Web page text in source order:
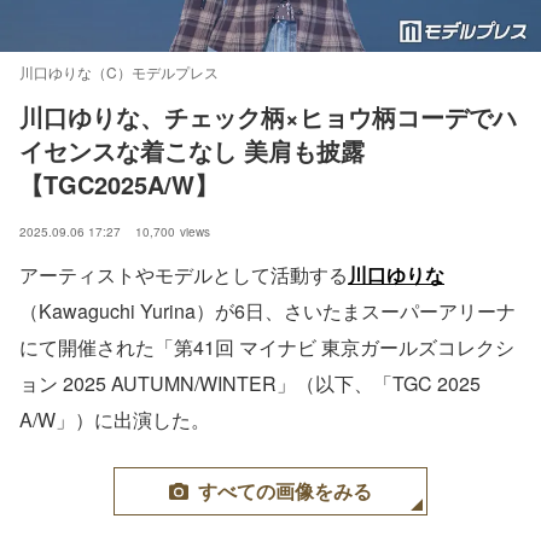
川口ゆりな（C）モデルプレス
川口ゆりな、チェック柄×ヒョウ柄コーデでハ
イセンスな着こなし 美肩も披露
【TGC2025A/W】
2025.09.06 17:27 10,700 views
アーティストやモデルとして活動する川口ゆりな
（Kawaguchi Yurina）が6日、さいたまスーパーアリーナ
にて開催された「第41回 マイナビ 東京ガールズコレクシ
ョン 2025 AUTUMN/WINTER」（以下、「TGC 2025
A/W」）に出演した。
すべての画像をみる